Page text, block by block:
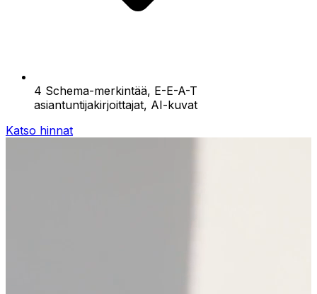
4 Schema-merkintää, E-E-A-T
asiantuntijakirjoittajat, AI-kuvat
Katso hinnat